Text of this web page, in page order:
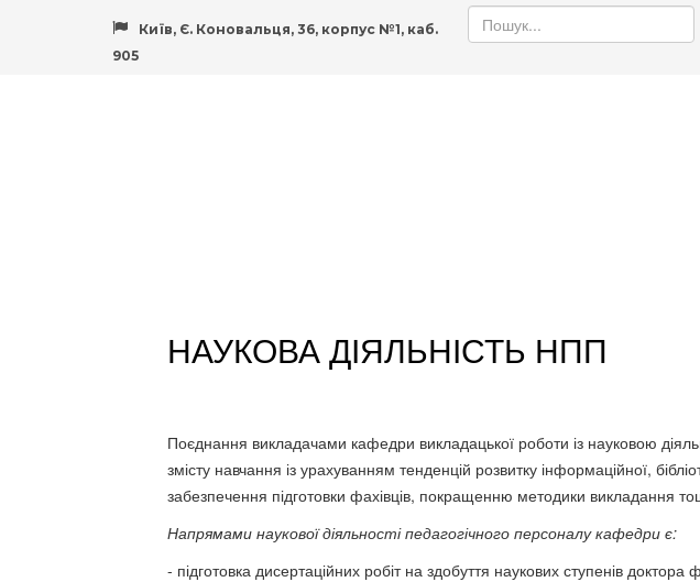
Київ, Є. Коновальця, 36, корпус №1, каб.
905
НАУКОВА ДІЯЛЬНІСТЬ НПП
Поєднання викладачами кафедри викладацької роботи із науковою
змісту навчання із урахуванням тенденцій розвитку інформаційної,
забезпечення підготовки фахівців, покращенню методики викладання
Напрямами наукової діяльності педагогічного персоналу кафедри є:
- підготовка дисертаційних робіт на здобуття наукових ступенів